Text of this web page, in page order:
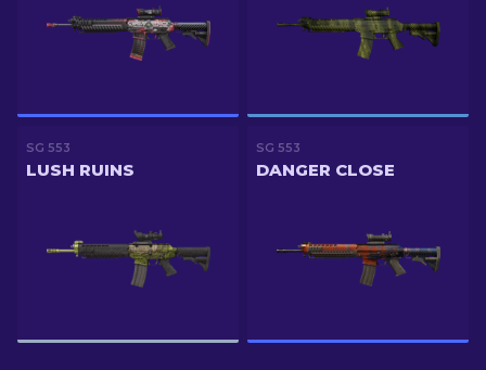
SG 553
LUSH RUINS
SG 553
DANGER CLOSE